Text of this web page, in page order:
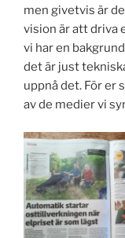
men givetvis är
vision är att driva
vi har en
det är just
uppnå det. För er
av de medier vi